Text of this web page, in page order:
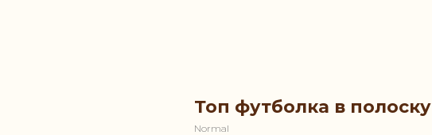
Топ футболка в полоску
Normal